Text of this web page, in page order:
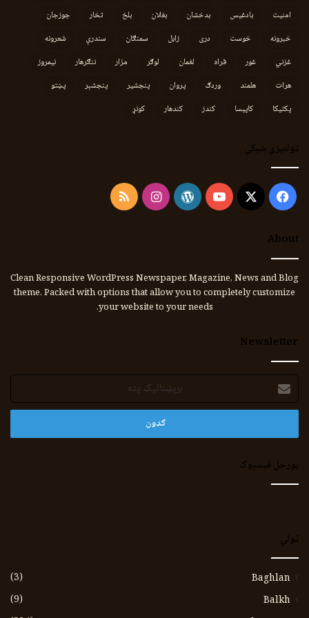
امنیت
بادغیس بدخشان بغلان بلخ تخار
جوزجان
خبرونه
خوست دری زابل سمنګان سندرې
شعرونه
غزني
غور فراه لغمان لوګر مزار ننګرهار
نیمروز
هرات
هلمند وردګ پروان پنجشیر پنجشېر
پښتو
پکتیکا
کاپیسا کندز کندهار کونړ
ټولنیزې شبکې
Facebook
X
YouTube
WordPress
Instagram
RSS
About
Clean Responsive WordPress Newspaper, Magazine, News and Blog
theme. Packed with options that allow you to completely customize
your website to your needs.
Newsletter
برېښنالیک
پته
بورجل فیسبوک
ټولي
Baghlan
(3)
Balkh
(9)